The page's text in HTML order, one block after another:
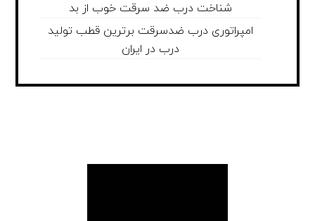
شناخت درب ضد سرقت خوب از بد
امپراتوری درب ضدسرقت برترین قطب تولید
درب در ایران